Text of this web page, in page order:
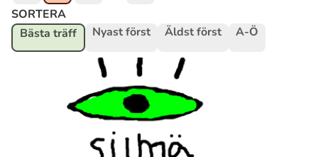
Ubmejesámiengiälla (Umesamiska)
Kaale (Romska)
SORTERA
Bästa träff
Nyast först Äldst först A-Ö